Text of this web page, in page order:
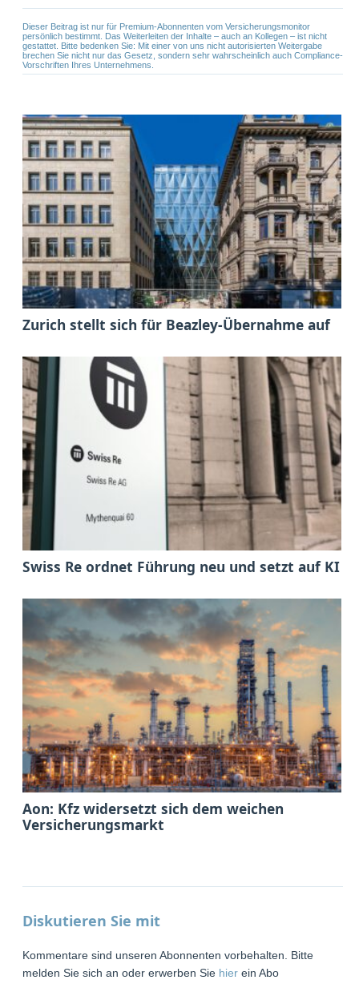
Dieser Beitrag ist nur für Premium-Abonnenten vom Versicherungsmonitor
persönlich bestimmt. Das Weiterleiten der Inhalte – auch an Kollegen – ist nicht
gestattet. Bitte bedenken Sie: Mit einer von uns nicht autorisierten Weitergabe
brechen Sie nicht nur das Gesetz, sondern sehr wahrscheinlich auch Compliance-
Vorschriften Ihres Unternehmens.
Zurich stellt sich für Beazley-Übernahme auf
Swiss Re ordnet Führung neu und setzt auf KI
Aon: Kfz widersetzt sich dem weichen
Versicherungsmarkt
Diskutieren Sie mit
Kommentare sind unseren Abonnenten vorbehalten. Bitte
melden Sie sich an oder erwerben Sie hier ein Abo